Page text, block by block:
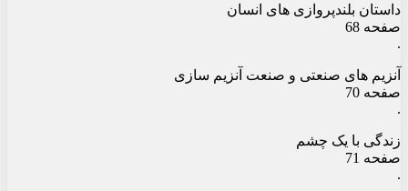
داستان بلندپروازی های انسان
صفحه 68
.
آنزیم های صنعتی و صنعت آنزیم سازی
صفحه 70
.
زندگی با یک چشم
صفحه 71
.